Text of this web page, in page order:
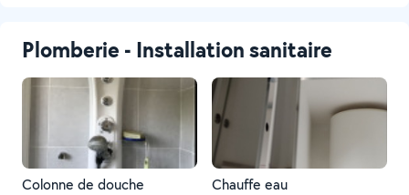
Plomberie - Installation sanitaire
Colonne de douche Chauffe eau